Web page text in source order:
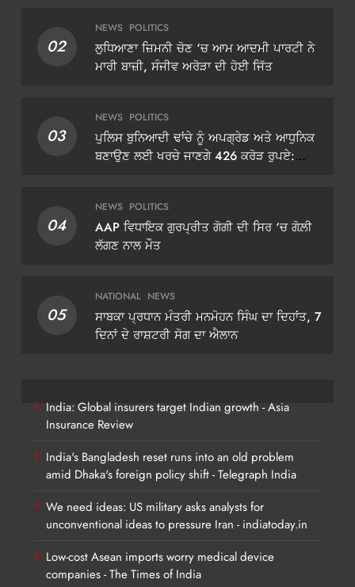
02
NEWS POLITICS
ਲੁਧਿਆਣਾ ਜ਼ਿਮਨੀ ਚੋਣ ‘ਚ ਆਮ ਆਦਮੀ ਪਾਰਟੀ ਨੇ
ਮਾਰੀ ਬਾਜ਼ੀ, ਸੰਜੀਵ ਅਰੋੜਾ ਦੀ ਹੋਈ ਜਿੱਤ
03
NEWS POLITICS
ਪੁਲਿਸ ਬੁਨਿਆਦੀ ਢਾਂਚੇ ਨੂੰ ਅਪਗ੍ਰੇਡ ਅਤੇ ਆਧੁਨਿਕ
ਬਣਾਉਣ ਲਈ ਖਰਚੇ ਜਾਣਗੇ 426 ਕਰੋੜ ਰੁਪਏ:
04
NEWS POLITICS
AAP ਵਿਧਾਇਕ ਗੁਰਪ੍ਰੀਤ ਗੋਗੀ ਦੀ ਸਿਰ ‘ਚ ਗੋਲ਼ੀ
ਲੱਗਣ ਨਾਲ ਮੌਤ
05
NATIONAL NEWS
ਸਾਬਕਾ ਪ੍ਰਧਾਨ ਮੰਤਰੀ ਮਨਮੋਹਨ ਸਿੰਘ ਦਾ ਦਿਹਾਂਤ, 7
ਦਿਨਾਂ ਦੇ ਰਾਸ਼ਟਰੀ ਸੋਗ ਦਾ ਐਲਾਨ
India: Global insurers target Indian growth - Asia
Insurance Review
India's Bangladesh reset runs into an old problem
amid Dhaka's foreign policy shift - Telegraph India
We need ideas: US military asks analysts for
unconventional ideas to pressure Iran - indiatoday.in
Low-cost Asean imports worry medical device
companies - The Times of India